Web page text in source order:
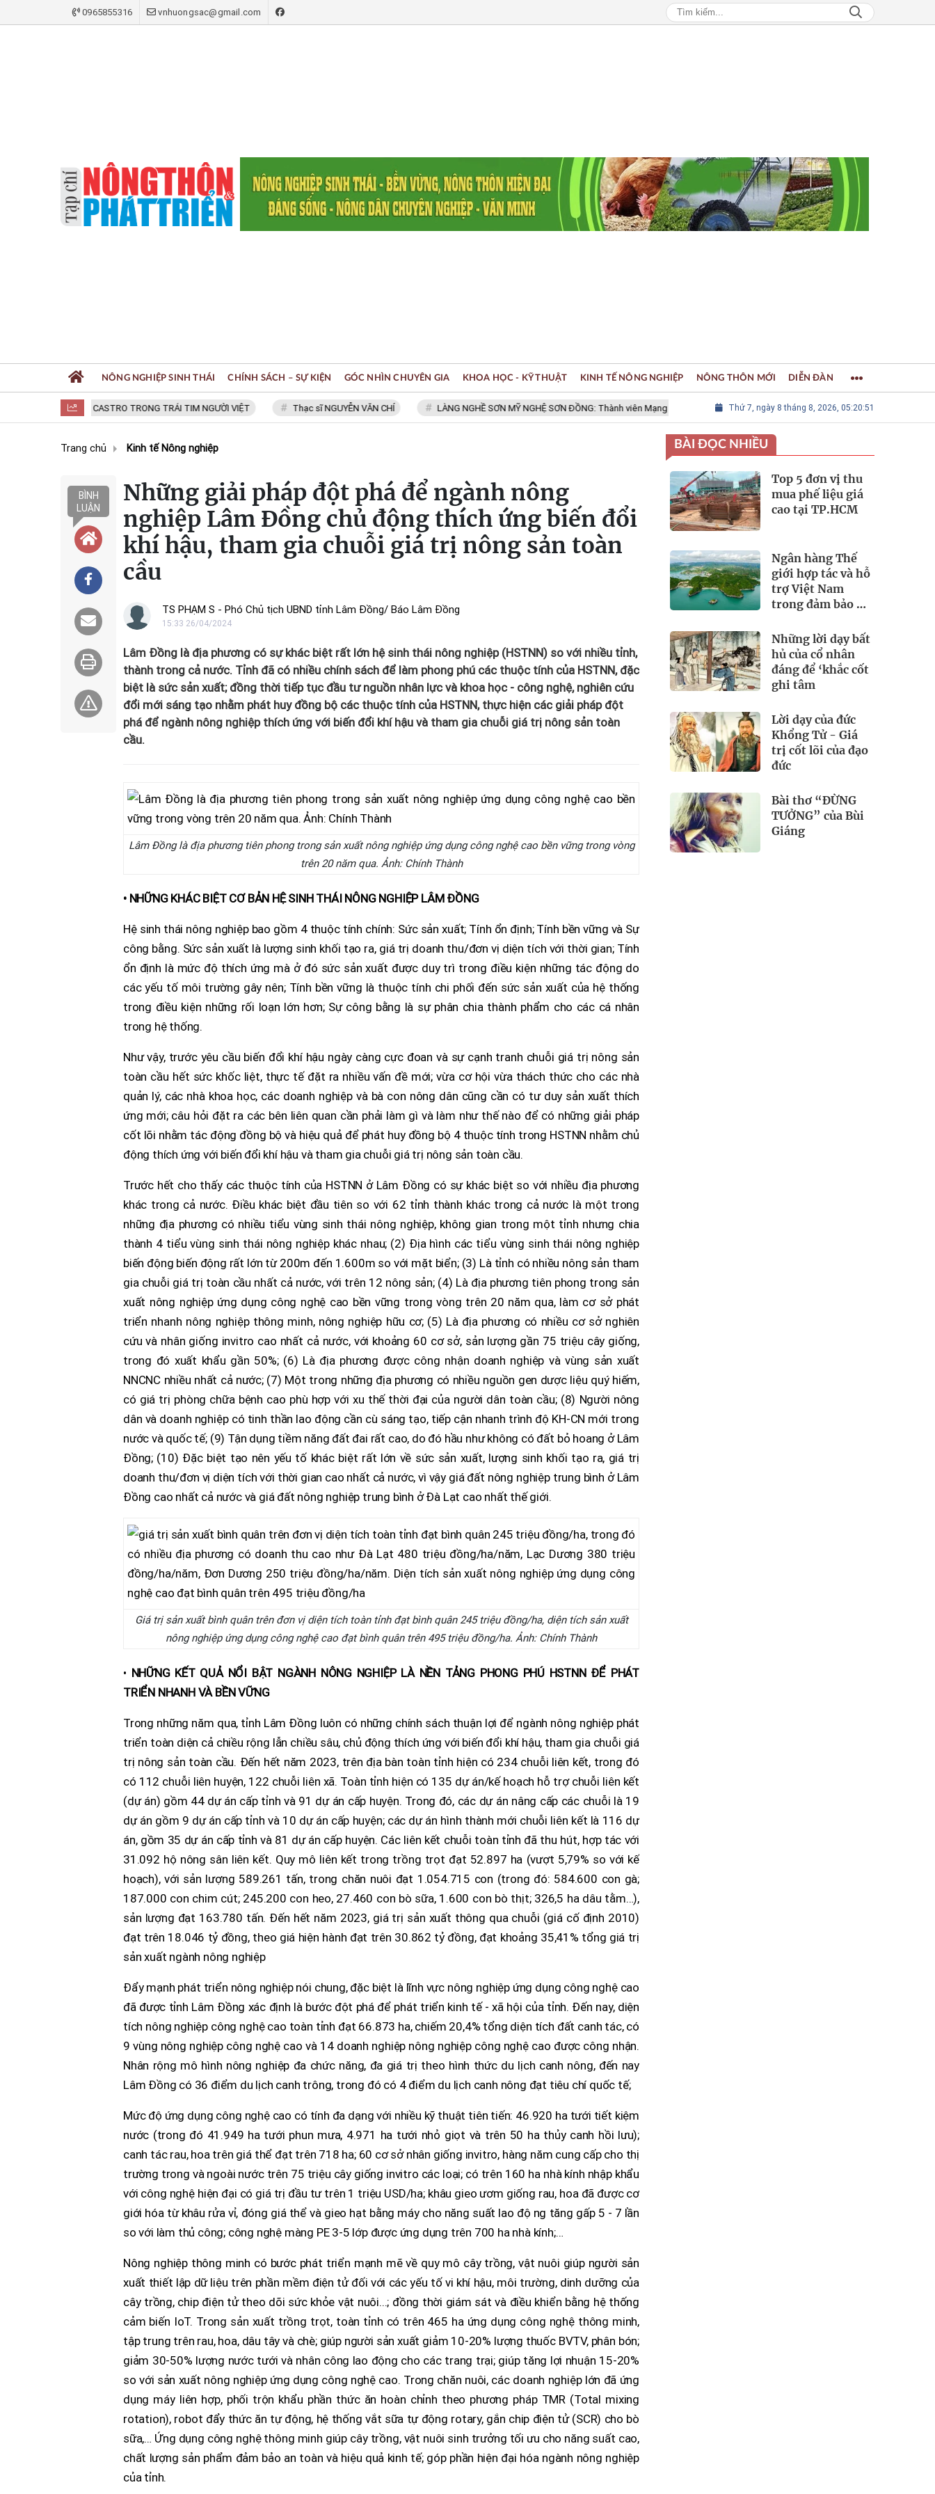
0965855316 vnhuongsac@gmail.com
FIDEL CASTRO TRONG TRÁI TIM NGƯỜI VIỆT Thạc sĩ NGUYỄN VĂN CHÍ LÀNG NGHỀ SƠN MỸ NGHỆ SƠN ĐỒNG: Thành viên Mạng lưới các Thành phố Thủ công sáng tạo Thế giới
Thứ 7, ngày 8 tháng 8, 2026, 05:20:51
NÔNG NGHIỆP SINH THÁI CHÍNH SÁCH – SỰ KIỆN GÓC NHÌN CHUYÊN GIA KHOA HỌC - KỸ THUẬT KINH TẾ NÔNG NGHIỆP NÔNG THÔN MỚI DIỄN ĐÀN
Trang chủ Kinh tế Nông nghiệp
BÌNH
LUẬN
Những giải pháp đột phá để ngành nông
nghiệp Lâm Đồng chủ động thích ứng biến đổi
khí hậu, tham gia chuỗi giá trị nông sản toàn
cầu
TS PHẠM S - Phó Chủ tịch UBND tỉnh Lâm Đồng/ Báo Lâm Đồng
15:33 26/04/2024
Lâm Đồng là địa phương có sự khác biệt rất lớn hệ sinh thái nông nghiệp (HSTNN) so với nhiều tỉnh,
thành trong cả nước. Tỉnh đã có nhiều chính sách để làm phong phú các thuộc tính của HSTNN, đặc
biệt là sức sản xuất; đồng thời tiếp tục đầu tư nguồn nhân lực và khoa học - công nghệ, nghiên cứu
đổi mới sáng tạo nhằm phát huy đồng bộ các thuộc tính của HSTNN, thực hiện các giải pháp đột
phá để ngành nông nghiệp thích ứng với biến đổi khí hậu và tham gia chuỗi giá trị nông sản toàn
cầu.
Lâm Đồng là địa phương tiên phong trong sản xuất nông nghiệp ứng dụng công nghệ cao bền vững trong vòng
trên 20 năm qua. Ảnh: Chính Thành
• NHỮNG KHÁC BIỆT CƠ BẢN HỆ SINH THÁI NÔNG NGHIỆP LÂM ĐỒNG
Hệ sinh thái nông nghiệp bao gồm 4 thuộc tính chính: Sức sản xuất; Tính ổn định; Tính bền vững và Sự
công bằng. Sức sản xuất là lượng sinh khối tạo ra, giá trị doanh thu/đơn vị diện tích với thời gian; Tính
ổn định là mức độ thích ứng mà ở đó sức sản xuất được duy trì trong điều kiện những tác động do
các yếu tố môi trường gây nên; Tính bền vững là thuộc tính chi phối đến sức sản xuất của hệ thống
trong điều kiện những rối loạn lớn hơn; Sự công bằng là sự phân chia thành phẩm cho các cá nhân
trong hệ thống.
Như vậy, trước yêu cầu biến đổi khí hậu ngày càng cực đoan và sự cạnh tranh chuỗi giá trị nông sản
toàn cầu hết sức khốc liệt, thực tế đặt ra nhiều vấn đề mới; vừa cơ hội vừa thách thức cho các nhà
quản lý, các nhà khoa học, các doanh nghiệp và bà con nông dân cũng cần có tư duy sản xuất thích
ứng mới; câu hỏi đặt ra các bên liên quan cần phải làm gì và làm như thế nào để có những giải pháp
cốt lõi nhằm tác động đồng bộ và hiệu quả để phát huy đồng bộ 4 thuộc tính trong HSTNN nhằm chủ
động thích ứng với biến đổi khí hậu và tham gia chuỗi giá trị nông sản toàn cầu.
Trước hết cho thấy các thuộc tính của HSTNN ở Lâm Đồng có sự khác biệt so với nhiều địa phương
khác trong cả nước. Điều khác biệt đầu tiên so với 62 tỉnh thành khác trong cả nước là một trong
những địa phương có nhiều tiểu vùng sinh thái nông nghiệp, không gian trong một tỉnh nhưng chia
thành 4 tiểu vùng sinh thái nông nghiệp khác nhau; (2) Địa hình các tiểu vùng sinh thái nông nghiệp
biến động biến động rất lớn từ 200m đến 1.600m so với mặt biển; (3) Là tỉnh có nhiều nông sản tham
gia chuỗi giá trị toàn cầu nhất cả nước, với trên 12 nông sản; (4) Là địa phương tiên phong trong sản
xuất nông nghiệp ứng dụng công nghệ cao bền vững trong vòng trên 20 năm qua, làm cơ sở phát
triển nhanh nông nghiệp thông minh, nông nghiệp hữu cơ; (5) Là địa phương có nhiều cơ sở nghiên
cứu và nhân giống invitro cao nhất cả nước, với khoảng 60 cơ sở, sản lượng gần 75 triệu cây giống,
trong đó xuất khẩu gần 50%; (6) Là địa phương được công nhận doanh nghiệp và vùng sản xuất
NNCNC nhiều nhất cả nước; (7) Một trong những địa phương có nhiều nguồn gen dược liệu quý hiếm,
có giá trị phòng chữa bệnh cao phù hợp với xu thế thời đại của người dân toàn cầu; (8) Người nông
dân và doanh nghiệp có tinh thần lao động cần cù sáng tạo, tiếp cận nhanh trình độ KH-CN mới trong
nước và quốc tế; (9) Tận dụng tiềm năng đất đai rất cao, do đó hầu như không có đất bỏ hoang ở Lâm
Đồng; (10) Đặc biệt tạo nên yếu tố khác biệt rất lớn về sức sản xuất, lượng sinh khối tạo ra, giá trị
doanh thu/đơn vị diện tích với thời gian cao nhất cả nước, vì vậy giá đất nông nghiệp trung bình ở Lâm
Đồng cao nhất cả nước và giá đất nông nghiệp trung bình ở Đà Lạt cao nhất thế giới.
Giá trị sản xuất bình quân trên đơn vị diện tích toàn tỉnh đạt bình quân 245 triệu đồng/ha, diện tích sản xuất
nông nghiệp ứng dụng công nghệ cao đạt bình quân trên 495 triệu đồng/ha. Ảnh: Chính Thành
• NHỮNG KẾT QUẢ NỔI BẬT NGÀNH NÔNG NGHIỆP LÀ NỀN TẢNG PHONG PHÚ HSTNN ĐỂ PHÁT
TRIỂN NHANH VÀ BỀN VỮNG
Trong những năm qua, tỉnh Lâm Đồng luôn có những chính sách thuận lợi để ngành nông nghiệp phát
triển toàn diện cả chiều rộng lẫn chiều sâu, chủ động thích ứng với biến đổi khí hậu, tham gia chuỗi giá
trị nông sản toàn cầu. Đến hết năm 2023, trên địa bàn toàn tỉnh hiện có 234 chuỗi liên kết, trong đó
có 112 chuỗi liên huyện, 122 chuỗi liên xã. Toàn tỉnh hiện có 135 dự án/kế hoạch hỗ trợ chuỗi liên kết
(dự án) gồm 44 dự án cấp tỉnh và 91 dự án cấp huyện. Trong đó, các dự án nâng cấp các chuỗi là 19
dự án gồm 9 dự án cấp tỉnh và 10 dự án cấp huyện; các dự án hình thành mới chuỗi liên kết là 116 dự
án, gồm 35 dự án cấp tỉnh và 81 dự án cấp huyện. Các liên kết chuỗi toàn tỉnh đã thu hút, hợp tác với
31.092 hộ nông sân liên kết. Quy mô liên kết trong trồng trọt đạt 52.897 ha (vượt 5,79% so với kế
hoạch), với sản lượng 589.261 tấn, trong chăn nuôi đạt 1.054.715 con (trong đó: 584.600 con gà;
187.000 con chim cút; 245.200 con heo, 27.460 con bò sữa, 1.600 con bò thịt; 326,5 ha dâu tằm…),
sản lượng đạt 163.780 tấn. Đến hết năm 2023, giá trị sản xuất thông qua chuỗi (giá cố định 2010)
đạt trên 18.046 tỷ đồng, theo giá hiện hành đạt trên 30.862 tỷ đồng, đạt khoảng 35,41% tổng giá trị
sản xuất ngành nông nghiệp
Đẩy mạnh phát triển nông nghiệp nói chung, đặc biệt là lĩnh vực nông nghiệp ứng dụng công nghệ cao
đã được tỉnh Lâm Đồng xác định là bước đột phá để phát triển kinh tế - xã hội của tỉnh. Đến nay, diện
tích nông nghiệp công nghệ cao toàn tỉnh đạt 66.873 ha, chiếm 20,4% tổng diện tích đất canh tác, có
9 vùng nông nghiệp công nghệ cao và 14 doanh nghiệp nông nghiệp công nghệ cao được công nhận.
Nhân rộng mô hình nông nghiệp đa chức năng, đa giá trị theo hình thức du lịch canh nông, đến nay
Lâm Đồng có 36 điểm du lịch canh trông, trong đó có 4 điểm du lịch canh nông đạt tiêu chí quốc tế;
Mức độ ứng dụng công nghệ cao có tính đa dạng với nhiều kỹ thuật tiên tiến: 46.920 ha tưới tiết kiệm
nước (trong đó 41.949 ha tưới phun mưa, 4.971 ha tưới nhỏ giọt và trên 50 ha thủy canh hồi lưu);
canh tác rau, hoa trên giá thể đạt trên 718 ha; 60 cơ sở nhân giống invitro, hàng năm cung cấp cho thị
trường trong và ngoài nước trên 75 triệu cây giống invitro các loại; có trên 160 ha nhà kính nhập khẩu
với công nghệ hiện đại có giá trị đầu tư trên 1 triệu USD/ha; khâu gieo ươm giống rau, hoa đã được cơ
giới hóa từ khâu rửa vỉ, đóng giá thể và gieo hạt bằng máy cho năng suất lao động tăng gấp 5 - 7 lần
so với làm thủ công; công nghệ màng PE 3-5 lớp được ứng dụng trên 700 ha nhà kính;…
Nông nghiệp thông minh có bước phát triển mạnh mẽ về quy mô cây trồng, vật nuôi giúp người sản
xuất thiết lập dữ liệu trên phần mềm điện tử đối với các yếu tố vi khí hậu, môi trường, dinh dưỡng của
cây trồng, chip điện tử theo dõi sức khỏe vật nuôi...; đồng thời giám sát và điều khiển bằng hệ thống
cảm biến IoT. Trong sản xuất trồng trọt, toàn tỉnh có trên 465 ha ứng dụng công nghệ thông minh,
tập trung trên rau, hoa, dâu tây và chè; giúp người sản xuất giảm 10-20% lượng thuốc BVTV, phân bón;
giảm 30-50% lượng nước tưới và nhân công lao động cho các trang trại; giúp tăng lợi nhuận 15-20%
so với sản xuất nông nghiệp ứng dụng công nghệ cao. Trong chăn nuôi, các doanh nghiệp lớn đã ứng
dụng máy liên hợp, phối trộn khẩu phần thức ăn hoàn chỉnh theo phương pháp TMR (Total mixing
rotation), robot đẩy thức ăn tự động, hệ thống vắt sữa tự động rotary, gắn chip điện tử (SCR) cho bò
sữa,… Ứng dụng công nghệ thông minh giúp cây trồng, vật nuôi sinh trưởng tối ưu cho năng suất cao,
chất lượng sản phẩm đảm bảo an toàn và hiệu quả kinh tế; góp phần hiện đại hóa ngành nông nghiệp
của tỉnh.
BÀI ĐỌC NHIỀU
Top 5 đơn vị thu
mua phế liệu giá
cao tại TP.HCM
Ngân hàng Thế
giới hợp tác và hỗ
trợ Việt Nam
trong đảm bảo an
Những lời dạy bất
hủ của cổ nhân
đáng để ‘khắc cốt
ghi tâm
Lời dạy của đức
Khổng Tử - Giá
trị cốt lõi của đạo
đức
Bài thơ “ĐỪNG
TƯỞNG” của Bùi
Giáng